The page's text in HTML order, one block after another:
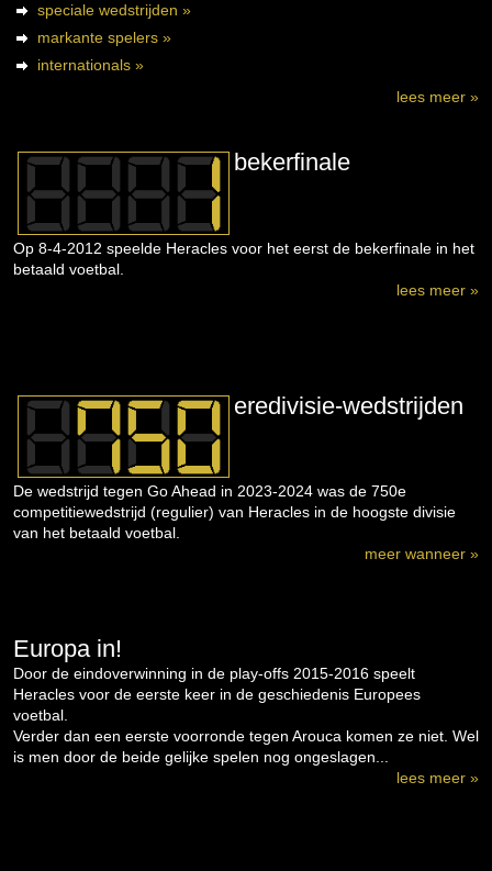
speciale wedstrijden »
markante spelers »
internationals »
lees meer »
bekerfinale
Op 8-4-2012 speelde Heracles voor het eerst de bekerfinale in het
betaald voetbal.
lees meer »
eredivisie-wedstrijden
De wedstrijd tegen Go Ahead in 2023-2024 was de 750e
competitiewedstrijd (regulier) van Heracles in de hoogste divisie
van het betaald voetbal.
meer wanneer »
Europa in!
Door de eindoverwinning in de play-offs 2015-2016 speelt
Heracles voor de eerste keer in de geschiedenis Europees
voetbal.
Verder dan een eerste voorronde tegen Arouca komen ze niet. Wel
is men door de beide gelijke spelen nog ongeslagen...
lees meer »